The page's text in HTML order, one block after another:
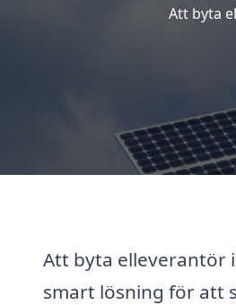
Att byta
Att byta elleverantör
smart lösning för att